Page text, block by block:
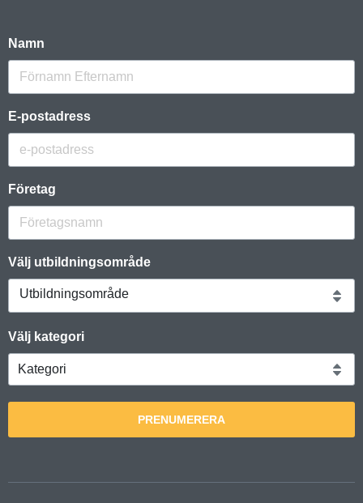
Namn
E-postadress
Företag
Välj utbildningsområde
Utbildningsområde
Välj kategori
PRENUMERERA